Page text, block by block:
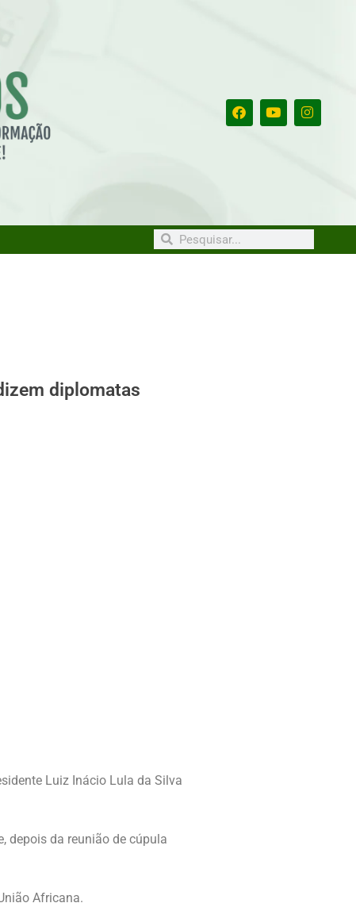
diplomatas
Luiz Inácio Lula da Silva
depois da reunião de cúpula
Africana.